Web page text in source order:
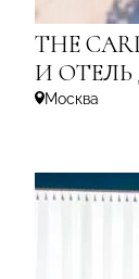
THE
И ОТЕЛЬ
Москва